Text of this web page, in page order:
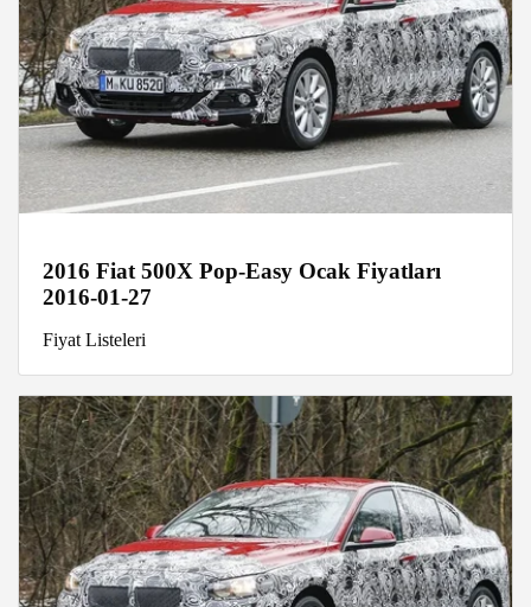
2016 Fiat 500X Pop-Easy Ocak Fiyatları
2016-01-27
Fiyat Listeleri